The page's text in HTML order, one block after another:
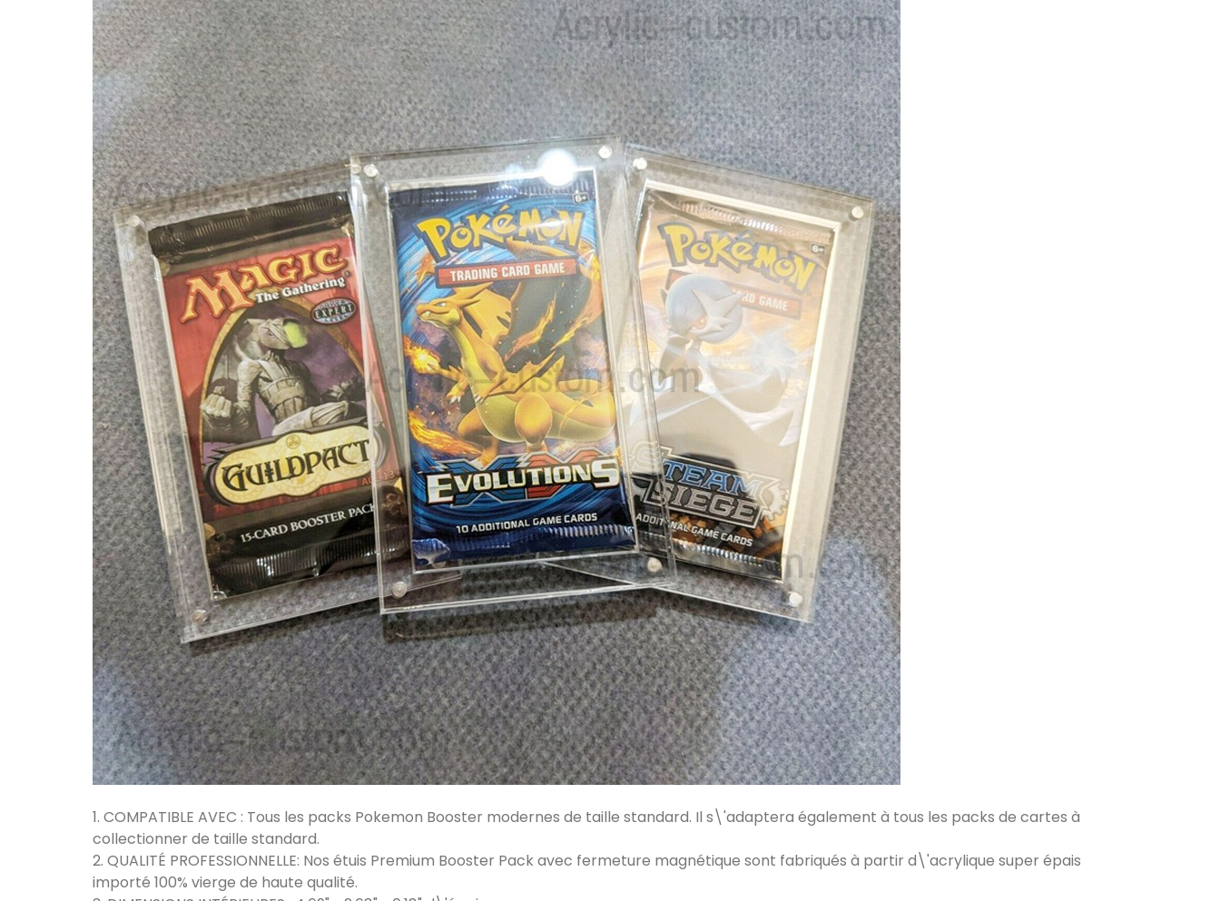
1. COMPATIBLE AVEC : Tous les packs Pokemon Booster modernes de taille standard. Il s\'adaptera également à tous les packs de cartes à
collectionner de taille standard.
2. QUALITÉ PROFESSIONNELLE: Nos étuis Premium Booster Pack avec fermeture magnétique sont fabriqués à partir d\'acrylique super épais
importé 100% vierge de haute qualité.